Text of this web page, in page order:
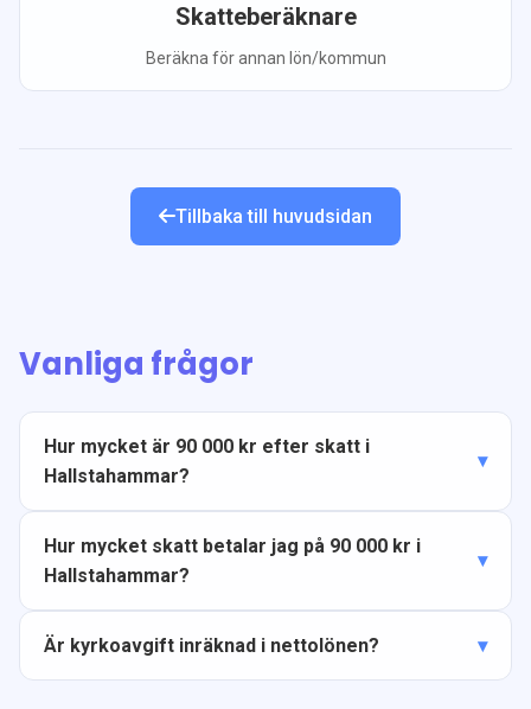
Skatteberäknare
Beräkna för annan lön/kommun
Tillbaka till huvudsidan
Vanliga frågor
Hur mycket är 90 000 kr efter skatt i
Hallstahammar?
Hur mycket skatt betalar jag på 90 000 kr i
Hallstahammar?
Är kyrkoavgift inräknad i nettolönen?